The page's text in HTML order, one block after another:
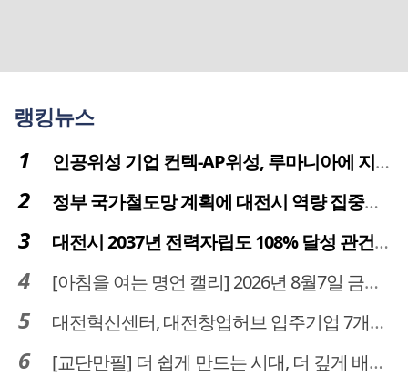
랭킹뉴스
인공위성 기업 컨텍-AP위성, 루마니아에 지상국 시스템 전수
정부 국가철도망 계획에 대전시 역량 집중해야
대전시 2037년 전력자립도 108% 달성 관건은 '주민 수용성'
[아침을 여는 명언 캘리] 2026년 8월7일 금요일
대전혁신센터, 대전창업허브 입주기업 7개사 모집
[교단만필] 더 쉽게 만드는 시대, 더 깊게 배우는 교육